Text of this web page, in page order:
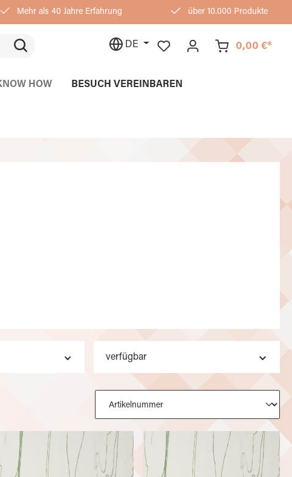
Mehr als 40 Jahre Erfahrung über 10.000 Produkte
DE 0,00 €*
HOW BESUCH VEREINBAREN
verfügbar